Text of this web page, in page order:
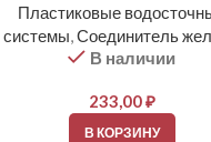
Пластиковые
системы,Соединитель
В наличии
233,00₽
В КОРЗИНУ